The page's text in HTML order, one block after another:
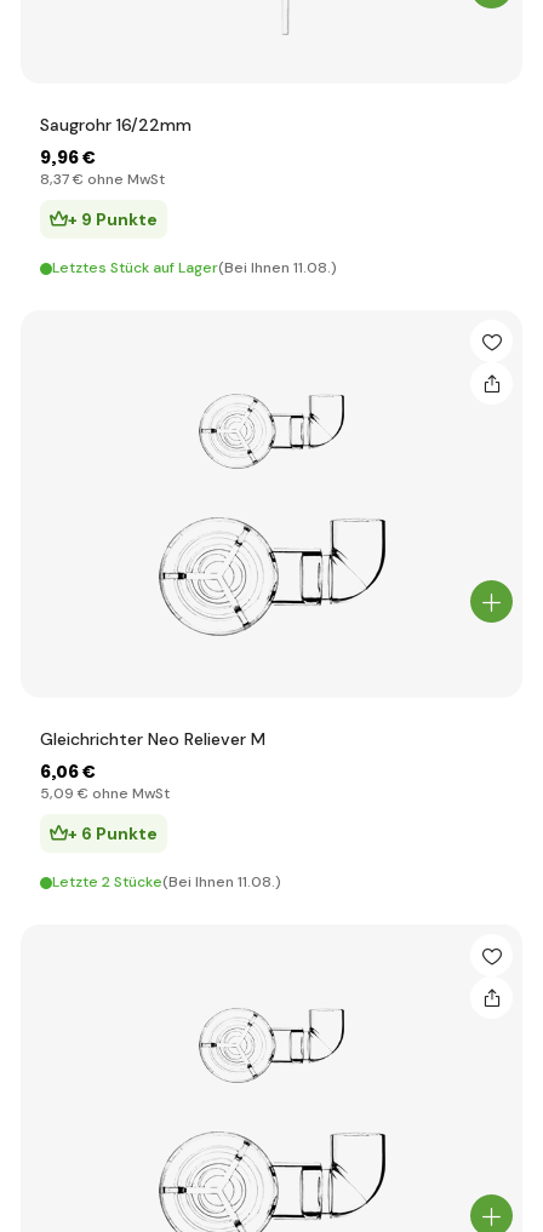
Saugrohr 16/22mm
9,96 €
8,37 € ohne MwSt
+ 9 Punkte
Letztes Stück auf Lager(Bei Ihnen 11.08.)
Gleichrichter Neo Reliever M
6,06 €
5,09 € ohne MwSt
+ 6 Punkte
Letzte 2 Stücke(Bei Ihnen 11.08.)